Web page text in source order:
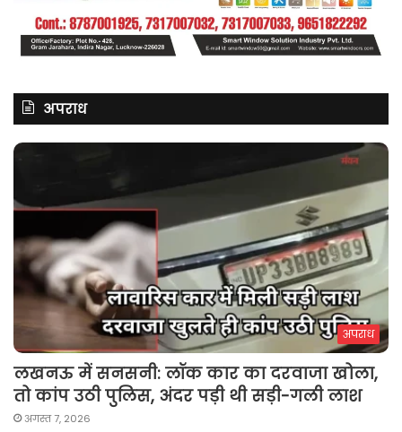
अपराध
अपराध
लखनऊ में सनसनी: लॉक कार का दरवाजा खोला,
तो कांप उठी पुलिस, अंदर पड़ी थी सड़ी-गली लाश
अगस्त 7, 2026